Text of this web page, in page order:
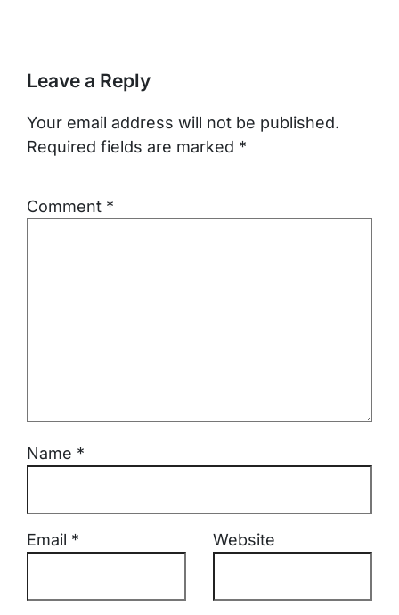
Leave a Reply
Your email address will not be published.
Required fields are marked *
Comment *
Name *
Email * Website